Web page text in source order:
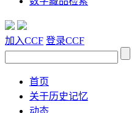
加入CCF 登录CCF
首页
关于历史记忆
动态